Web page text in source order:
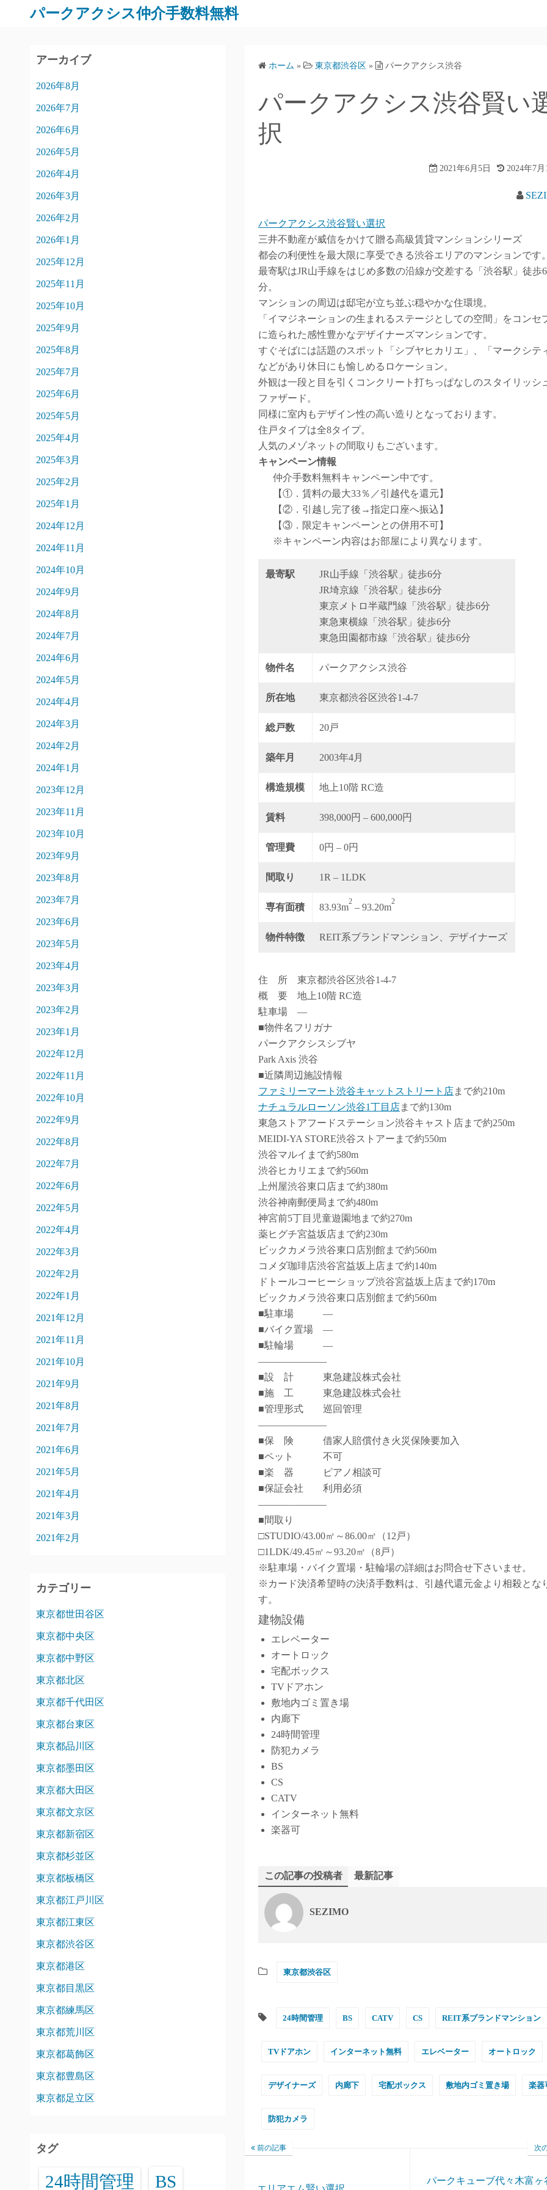
パークアクシス仲介手数料無料
ホーム » 東京都渋谷区 » パークアクシス渋谷
パークアクシス渋谷賢い
択
2021年6月5日 2024年7月
パークアクシス渋谷賢い選択
三井不動産が威信をかけて贈る高級賃貸マンションシリーズ
都会の利便性を最大限に享受できる渋谷エリアのマンションです
最寄駅はJR山手線をはじめ多数の沿線が交差する「渋谷駅」徒歩6
分。
マンションの周辺は邸宅が立ち並ぶ穏やかな住環境。
「イマジネーションの生まれるステージとしての空間」をコンセ
に造られた感性豊かなデザイナーズマンションです。
すぐそばには話題のスポット「シブヤヒカリエ」、「マークシテ
などがあり休日にも愉しめるロケーション。
外観は一段と目を引くコンクリート打ちっぱなしのスタイリッシ
ファザード。
同様に室内もデザイン性の高い造りとなっております。
住戸タイプは全8タイプ。
人気のメゾネットの間取りもございます。
キャンペーン情報
仲介手数料無料キャンペーン中です。
【①．賃料の最大33％／引越代を還元】
【②．引越し完了後→指定口座へ振込】
【③．限定キャンペーンとの併用不可】
※キャンペーン内容はお部屋により異なります。
最寄駅
JR山手線「渋谷駅」徒歩6分
JR埼京線「渋谷駅」徒歩6分
東京メトロ半蔵門線「渋谷駅」徒歩6分
東急東横線「渋谷駅」徒歩6分
東急田園都市線「渋谷駅」徒歩6分
物件名 パークアクシス渋谷
所在地 東京都渋谷区渋谷1-4-7
総戸数 20戸
築年月 2003年4月
構造規模 地上10階 RC造
賃料 398,000円 – 600,000円
管理費 0円 – 0円
間取り 1R – 1LDK
専有面積 83.93m
2
– 93.20m
2
物件特徴 REIT系ブランドマンション、デザイナーズ
住 所 東京都渋谷区渋谷1-4-7
概 要 地上10階 RC造
駐車場 ―
■物件名フリガナ
パークアクシスシブヤ
Park Axis 渋谷
■近隣周辺施設情報
ファミリーマート渋谷キャットストリート店まで約210m
ナチュラルローソン渋谷1丁目店まで約130m
東急ストアフードステーション渋谷キャスト店まで約250m
MEIDI-YA STORE渋谷ストアーまで約550m
渋谷マルイまで約580m
渋谷ヒカリエまで約560m
上州屋渋谷東口店まで約380m
渋谷神南郵便局まで約480m
神宮前5丁目児童遊園地まで約270m
薬ヒグチ宮益坂店まで約230m
ビックカメラ渋谷東口店別館まで約560m
コメダ珈琲店渋谷宮益坂上店まで約140m
ドトールコーヒーショップ渋谷宮益坂上店まで約170m
ビックカメラ渋谷東口店別館まで約560m
■駐車場 ―
■バイク置場 ―
■駐輪場 ―
―――――――
■設 計 東急建設株式会社
■施 工 東急建設株式会社
■管理形式 巡回管理
―――――――
■保 険 借家人賠償付き火災保険要加入
■ペット 不可
■楽 器 ピアノ相談可
■保証会社 利用必須
―――――――
■間取り
□STUDIO/43.00㎡～86.00㎡（12戸）
□1LDK/49.45㎡～93.20㎡（8戸）
※駐車場・バイク置場・駐輪場の詳細はお問合せ下さいませ。
※カード決済希望時の決済手数料は、引越代還元金より相殺とな
す。
建物設備
エレベーター
オートロック
宅配ボックス
TVドアホン
敷地内ゴミ置き場
内廊下
24時間管理
防犯カメラ
BS
CS
CATV
インターネット無料
楽器可
この記事の投稿者 最新記事
SEZIMO
東京都渋谷区
24時間管理 BS CATV CS REIT系ブランドマンション
TVドアホン インターネット無料 エレベーター オートロック
デザイナーズ 内廊下 宅配ボックス 敷地内ゴミ置き場 楽器
防犯カメラ
前の記事 次
パークキューブ代々木富ヶ
アーカイブ
2026年8月
2026年7月
2026年6月
2026年5月
2026年4月
2026年3月
2026年2月
2026年1月
2025年12月
2025年11月
2025年10月
2025年9月
2025年8月
2025年7月
2025年6月
2025年5月
2025年4月
2025年3月
2025年2月
2025年1月
2024年12月
2024年11月
2024年10月
2024年9月
2024年8月
2024年7月
2024年6月
2024年5月
2024年4月
2024年3月
2024年2月
2024年1月
2023年12月
2023年11月
2023年10月
2023年9月
2023年8月
2023年7月
2023年6月
2023年5月
2023年4月
2023年3月
2023年2月
2023年1月
2022年12月
2022年11月
2022年10月
2022年9月
2022年8月
2022年7月
2022年6月
2022年5月
2022年4月
2022年3月
2022年2月
2022年1月
2021年12月
2021年11月
2021年10月
2021年9月
2021年8月
2021年7月
2021年6月
2021年5月
2021年4月
2021年3月
2021年2月
カテゴリー
東京都世田谷区
東京都中央区
東京都中野区
東京都北区
東京都千代田区
東京都台東区
東京都品川区
東京都墨田区
東京都大田区
東京都文京区
東京都新宿区
東京都杉並区
東京都板橋区
東京都江戸川区
東京都江東区
東京都渋谷区
東京都港区
東京都目黒区
東京都練馬区
東京都荒川区
東京都葛飾区
東京都豊島区
東京都足立区
タグ
24時間管理 BS